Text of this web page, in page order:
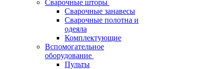
Сварочные шторы
Сварочные занавесы
Сварочные полотна и
одеяла
Комплектующие
Вспомогательное
оборудование
Пульты